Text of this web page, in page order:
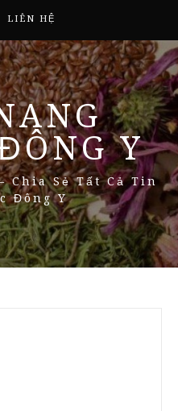
LIÊN HỆ
Y
Chia Sẻ Tất Cả Tin
Đông Y